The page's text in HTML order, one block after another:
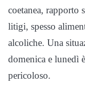
coetanea, rapporto
litigi, spesso
alcoliche. Una
domenica e lunedì
pericoloso.